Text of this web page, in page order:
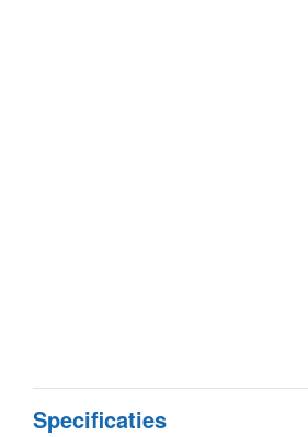
Specificaties